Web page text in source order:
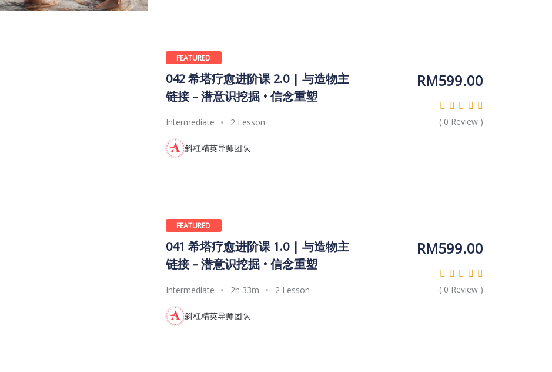
FEATURED
042 希塔疗愈进阶课 2.0 | 与造物主
链接 – 潜意识挖掘 • 信念重塑
Intermediate 2 Lesson
斜杠精英导师团队
RM599.00
( 0 Review )
FEATURED
041 希塔疗愈进阶课 1.0 | 与造物主
链接 – 潜意识挖掘 • 信念重塑
Intermediate 2h 33m 2 Lesson
斜杠精英导师团队
RM599.00
( 0 Review )